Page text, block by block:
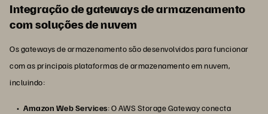
Integração de gateways de armazenamento
com soluções de nuvem
Os gateways de armazenamento são desenvolvidos para funcionar
com as principais plataformas de armazenamento em nuvem,
incluindo:
Amazon Web Services: O AWS Storage Gateway conecta